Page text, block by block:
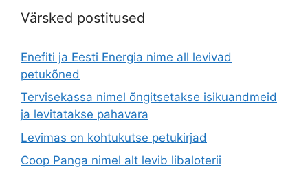
Värsked postitused
Enefiti ja Eesti Energia nime all levivad
petukõned
Tervisekassa nimel õngitsetakse isikuandmeid
ja levitatakse pahavara
Levimas on kohtukutse petukirjad
Coop Panga nimel alt levib libaloterii